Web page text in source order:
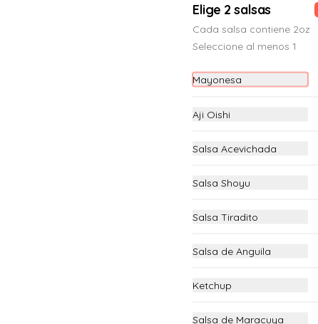
S/ 23.00
Maki Atlantic
fuera. (12 piezas)
Maki California
S/ 23.00
Elige 2 salsas
Cada salsa contiene 2oz
Seleccione al menos 1
Mayonesa
Aji Oishi
Salsa Acevichada
Salsa Shoyu
Salsa Tiradito
Salsa de Anguila
Ketchup
Salsa de Maracuya